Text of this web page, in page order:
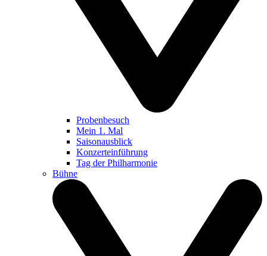
Probenbesuch
Mein 1. Mal
Saisonausblick
Konzerteinführung
Tag der Philharmonie
Bühne